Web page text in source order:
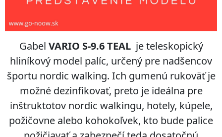
Gabel VARIO S-9.6 TEALje teleskopický
hliníkový model palíc, určený pre nadšencov
športu nordic walking. Ich gumenú rukoväť je
možné dezinfikovať, preto je ideálna pre
inštruktotov nordic walkingu, hotely, kúpele,
požičovne alebo kohokoľvek, kto bude palice